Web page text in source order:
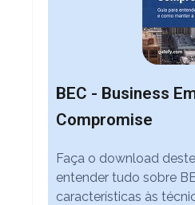
BEC - Business
Compromise
Faça o download
entender tudo sobre
características às